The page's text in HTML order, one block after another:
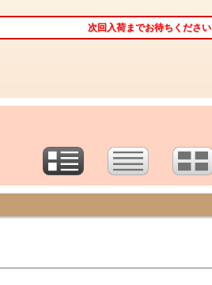
次回入荷までお待ちください